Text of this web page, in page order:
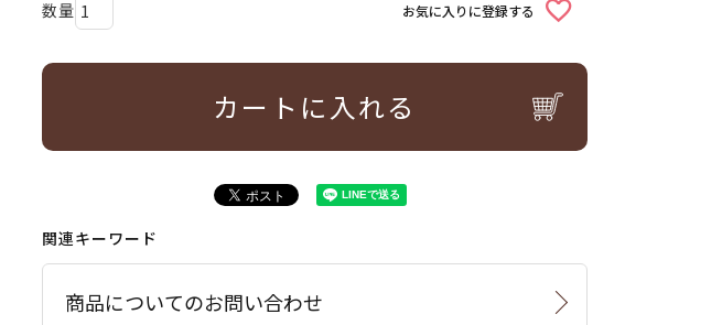
お気に入りに登録する
カートに入れる
関連キーワード
商品についてのお問い合わせ